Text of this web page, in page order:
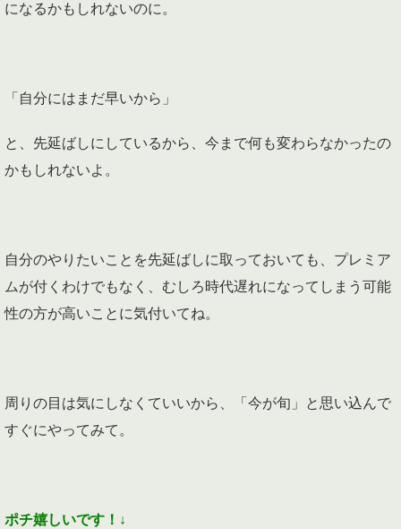
になるかもしれないのに。
「自分にはまだ早いから」
と、先延ばしにしているから、今まで何も変わらなかったの
かもしれないよ。
自分のやりたいことを先延ばしに取っておいても、プレミア
ムが付くわけでもなく、むしろ時代遅れになってしまう可能
性の方が高いことに気付いてね。
周りの目は気にしなくていいから、「今が旬」と思い込んで
すぐにやってみて。
ポチ嬉しいです！ ↓